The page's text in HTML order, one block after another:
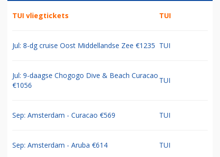
TUI vliegtickets TUI
Jul: 8-dg cruise Oost Middellandse Zee €1235 TUI
Jul: 9-daagse Chogogo Dive & Beach Curacao
€1056
TUI
Sep: Amsterdam - Curacao €569 TUI
Sep: Amsterdam - Aruba €614 TUI